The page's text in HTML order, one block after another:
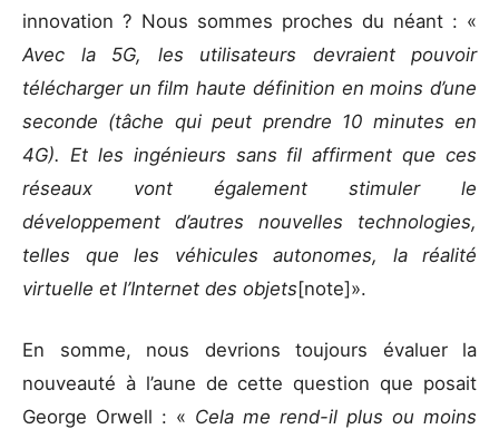
innovation ? Nous sommes proches du néant : «
Avec la 5G, les utilisateurs devraient pouvoir
télécharger un film haute définition en moins d’une
seconde (tâche qui peut prendre 10 minutes en
4G). Et les ingénieurs sans fil affirment que ces
réseaux vont également stimuler le
développement d’autres nouvelles technologies,
telles que les véhicules autonomes, la réalité
virtuelle et l’Internet des objets[note]».
En somme, nous devrions toujours évaluer la
nouveauté à l’aune de cette question que posait
George Orwell : « Cela me rend-il plus ou moins